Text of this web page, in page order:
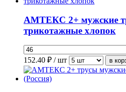
АМТЕКС 2+ мужские
трикотажные хлопок
152.40 ₽ / шт